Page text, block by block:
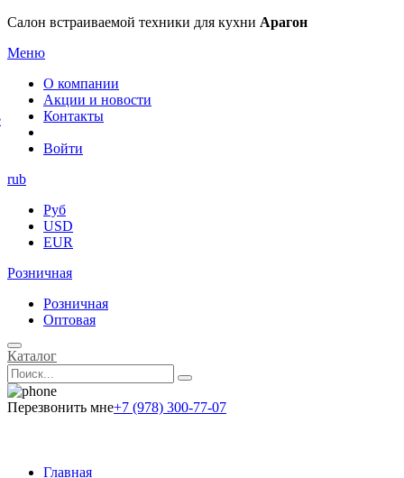
Салон встраиваемой техники для кухни Арагон
Меню
О компании
Акции и новости
Контакты
Войти
rub
Руб
USD
EUR
Розничная
Розничная
Оптовая
Каталог
Перезвонить мне+7 (978) 300-77-07
Главная